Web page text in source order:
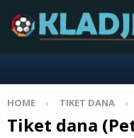
HOME TIKET DANA
Tiket dana